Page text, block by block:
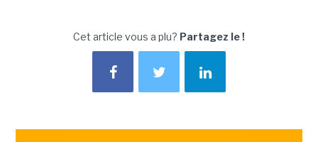
Cet article vous a plu? Partagez le !